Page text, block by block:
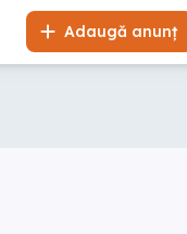
Adaugă anunț